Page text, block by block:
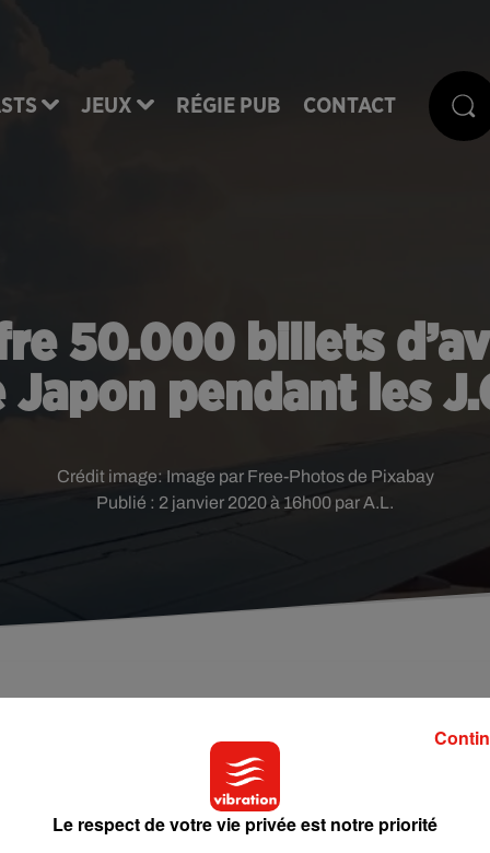
JEUX RÉGIE PUB CONTACT
50.000 billets
Japon pendant les
Publié : 2 janvier 2020 à 16h00 par A.L.
Crédit image: Image par Free-Photos de Pixabay
levant ? Lisez ce qui suit : une compagnie
à l'occasion des Jeux olympiques de Tokyo.
passer une bonne année 2020 ! Et pour cause... À l'occasion
Japan Airlinesinvite les internautes étrangers à tenter de
Le respect de votre vie privée est notre priorité